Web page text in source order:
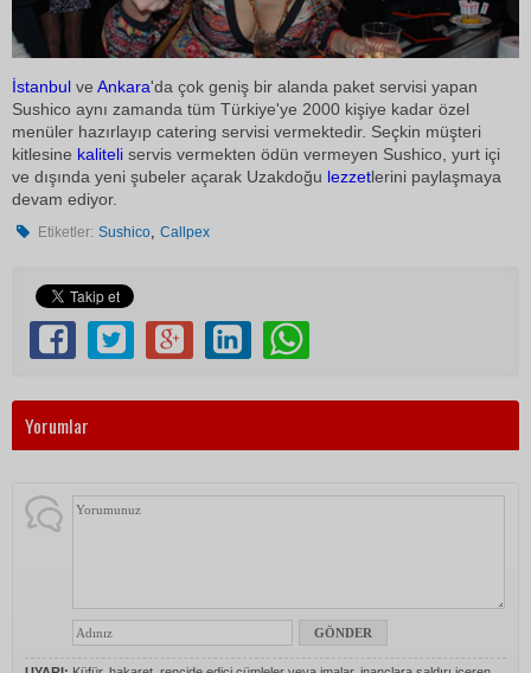
İstanbul ve Ankara'da çok geniş bir alanda paket servisi yapan
Sushico aynı zamanda tüm Türkiye'ye 2000 kişiye kadar özel
menüler hazırlayıp catering servisi vermektedir. Seçkin müşteri
kitlesine kaliteli servis vermekten ödün vermeyen Sushico, yurt içi
ve dışında yeni şubeler açarak Uzakdoğu lezzetlerini paylaşmaya
devam ediyor.
Etiketler: Sushico,Callpex
Yorumlar